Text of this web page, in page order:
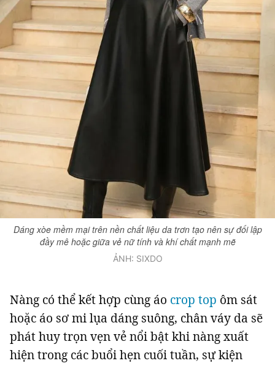
Dáng xòe mềm mại trên nền chất liệu da trơn tạo nên sự đối lập
đầy mê hoặc giữa vẻ nữ tính và khí chất mạnh mẽ
ẢNH: SIXDO
Nàng có thể kết hợp cùng áo crop top ôm sát
hoặc áo sơ mi lụa dáng suông, chân váy da sẽ
phát huy trọn vẹn vẻ nổi bật khi nàng xuất
hiện trong các buổi hẹn cuối tuần, sự kiện